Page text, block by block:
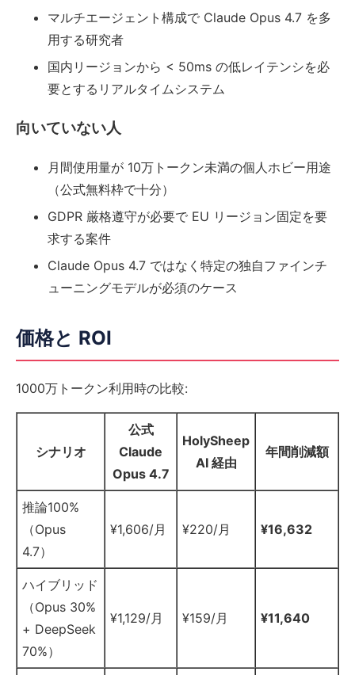
マルチエージェント構成で Claude Opus 4.7 を多
用する研究者
国内リージョンから < 50ms の低レイテンシを必
要とするリアルタイムシステム
向いていない人
月間使用量が 10万トークン未満の個人ホビー用途
（公式無料枠で十分）
GDPR 厳格遵守が必要で EU リージョン固定を要
求する案件
Claude Opus 4.7 ではなく特定の独自ファインチ
ューニングモデルが必須のケース
価格と ROI
1000万トークン利用時の比較:
シナリオ
公式
Claude
Opus 4.7
HolySheep
AI 経由
年間削減額
推論100%
（Opus
4.7）
¥1,606/月 ¥220/月 ¥16,632
ハイブリッド
（Opus 30%
+ DeepSeek
70%）
¥1,129/月 ¥159/月 ¥11,640